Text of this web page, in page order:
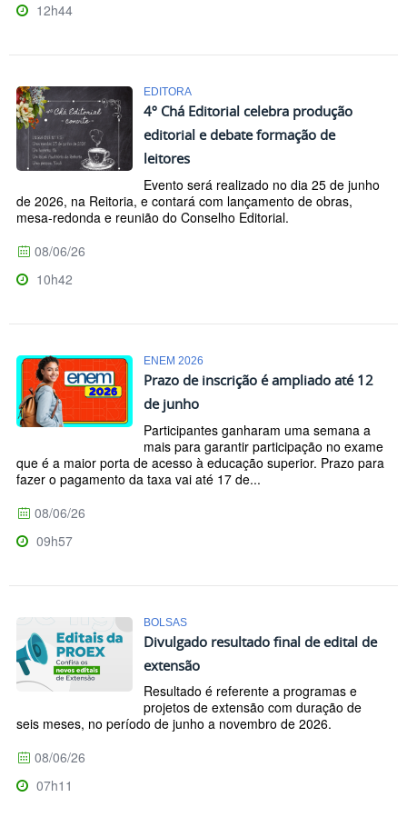
12h44
EDITORA
4º Chá Editorial celebra produção
editorial e debate formação de
leitores
Evento será realizado no dia 25 de junho
de 2026, na Reitoria, e contará com lançamento de obras,
mesa-redonda e reunião do Conselho Editorial.
08/06/26
10h42
ENEM 2026
Prazo de inscrição é ampliado até 12
de junho
Participantes ganharam uma semana a
mais para garantir participação no exame
que é a maior porta de acesso à educação superior. Prazo para
fazer o pagamento da taxa vai até 17 de...
08/06/26
09h57
BOLSAS
Divulgado resultado final de edital de
extensão
Resultado é referente a programas e
projetos de extensão com duração de
seis meses, no período de junho a novembro de 2026.
08/06/26
07h11